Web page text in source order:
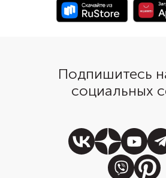
Подпишитесь
социальных